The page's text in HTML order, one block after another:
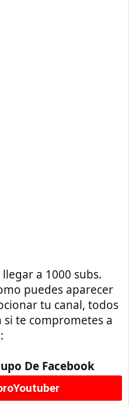
a 1000 subs.
puedes aparecer
tu canal, todos
si te comprometes a
De Facebook